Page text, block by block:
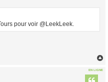
pour voir @LeekLeek.
EN LIGNE